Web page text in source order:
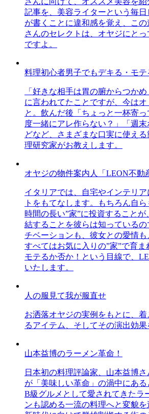
記事を、美容ライターという毎
が書くことに違和感を覚え、こ
さんのセレクトは、オヤジにと
ですよ。
料理初心者男子でもデキる・モ
「好きな相手は胃の腑からつか
に言われてたことですが、今はオ
と。飲んだ後「ちょっと一杯寄
度一緒にアレ作らない？」「週
どなど、さまざまな口実に使え
理研究家がお教えします。
オヤジの物件案内人「LEON不動
イタリアでは、自宅やインテリ
トをもてなします。もちろん自
時間の長い”家”に投資すること
結することを彼らは知っている
チベーションも、彼女との愛情も
すべてはお気に入りの”家”で育
モテるか否か！という目線で、
いたします。
人の服見て我が服直せ
お洒落オヤジの実例をもとに、
るアイテム、そしてその演出効果
山本益博のラーメン革命！
日本初の料理評論家、山本益博
が「美味しい革命」の渦中にある
B級グルメとして愛されてきたラ
ンも認める一流の料理へと変貌を